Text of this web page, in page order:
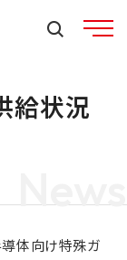
News
給状況
体向け特殊ガ